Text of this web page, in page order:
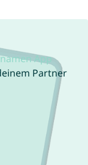
App
Partner